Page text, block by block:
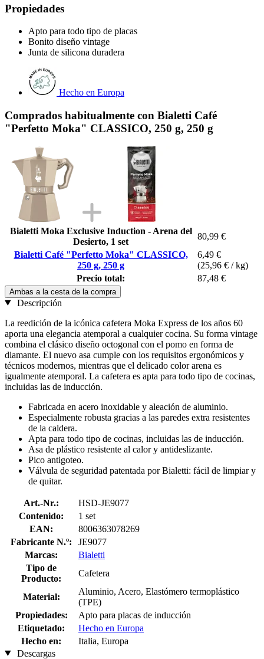
Propiedades
Apto para todo tipo de placas
Bonito diseño vintage
Junta de silicona duradera
Hecho en Europa
Comprados habitualmente con Bialetti Café
"Perfetto Moka" CLASSICO, 250 g, 250 g
Bialetti Moka Exclusive Induction - Arena del
Desierto, 1 set
80,99 €
Bialetti Café "Perfetto Moka" CLASSICO,
250 g, 250 g
6,49 €
(25,96 € / kg)
Precio total:
87,48 €
Ambas a la cesta de la compra
Descripción
La reedición de la icónica cafetera Moka Express de los años 60
aporta una elegancia atemporal a cualquier cocina. Su forma vintage
combina el clásico diseño octogonal con el pomo en forma de
diamante. El nuevo asa cumple con los requisitos ergonómicos y
técnicos modernos, mientras que el delicado color arena es
igualmente atemporal. La cafetera es apta para todo tipo de cocinas,
incluidas las de inducción.
Fabricada en acero inoxidable y aleación de aluminio.
Especialmente robusta gracias a las paredes extra resistentes
de la caldera.
Apta para todo tipo de cocinas, incluidas las de inducción.
Asa de plástico resistente al calor y antideslizante.
Pico antigoteo.
Válvula de seguridad patentada por Bialetti: fácil de limpiar y
de quitar.
Art.-Nr.:
HSD-JE9077
Contenido:
1 set
EAN:
8006363078269
Fabricante N.º:
JE9077
Marcas:
Bialetti
Tipo de
Producto:
Cafetera
Material:
Aluminio, Acero, Elastómero termoplástico
(TPE)
Propiedades:
Apto para placas de inducción
Etiquetado:
Hecho en Europa
Hecho en:
Italia, Europa
Descargas